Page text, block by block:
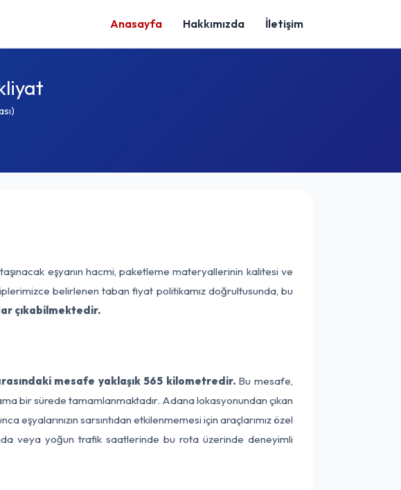
Anasayfa Hakkımızda İletişim
eşyanın hacmi, paketleme materyallerinin kalitesi ve
belirlenen taban fiyat politikamız doğrultusunda, bu
çıkabilmektedir.
mesafe yaklaşık 565 kilometredir.Bu mesafe,
bir sürede tamamlanmaktadır. Adana lokasyonundan çıkan
eşyalarınızın sarsıntıdan etkilenmemesi için araçlarımız özel
veya yoğun trafik saatlerinde bu rota üzerinde deneyimli